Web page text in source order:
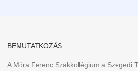
BEMUTATKOZÁS
A Móra Ferenc Szakkollégium a Szegedi